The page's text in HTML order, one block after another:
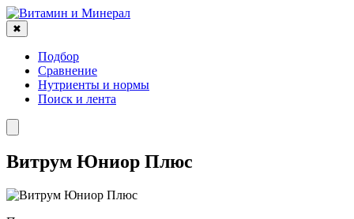
✖
Подбор
Сравнение
Нутриенты и нормы
Поиск и лента
Витрум Юниор Плюс